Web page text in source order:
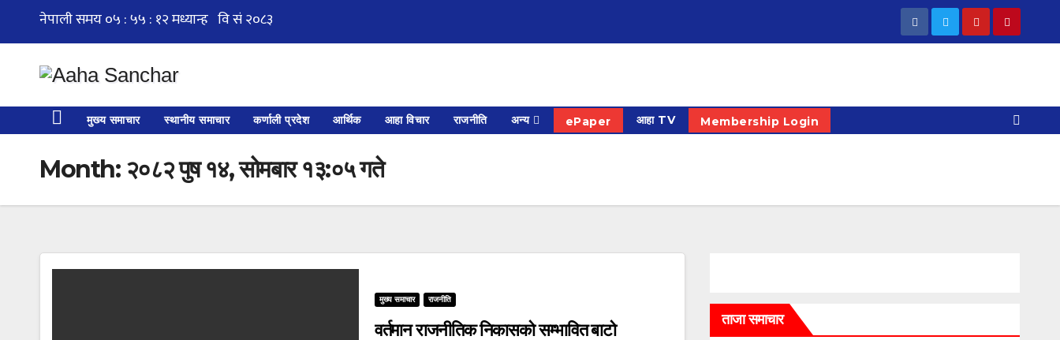
मुख्य समाचार स्थानीय समाचार कर्णाली प्रदेश आर्थिक आहा विचार राजनीति अन्य ePaper आहा TV Membership Login
Month: २०८२ पुष १४, सोमबार १३:०५ गते
मुख्य समाचार राजनीति
वर्तमान राजनीतिक निकासको सम्भावित बाटो ताजा समाचार